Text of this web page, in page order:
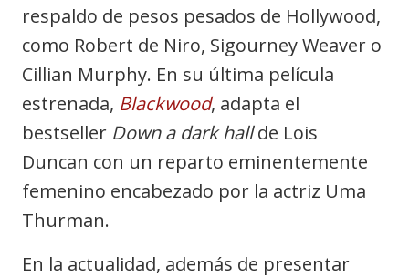
respaldo de pesos pesados de Hollywood,
como Robert de Niro, Sigourney Weaver o
Cillian Murphy. En su última película
estrenada, Blackwood, adapta el
bestseller Down a dark hallde Lois
Duncan con un reparto eminentemente
femenino encabezado por la actriz Uma
Thurman.
En la actualidad, además de presentar